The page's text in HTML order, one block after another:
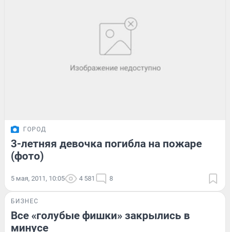
ГОРОД
3-летняя девочка погибла на пожаре
(фото)
5 мая, 2011, 10:05 4 581 8
БИЗНЕС
Все «голубые фишки» закрылись в
минусе